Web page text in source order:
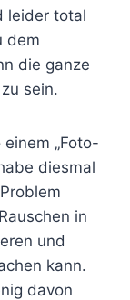
leider total
dem
die ganze
sein.
„Foto-
diesmal
in
und
kann.
davon